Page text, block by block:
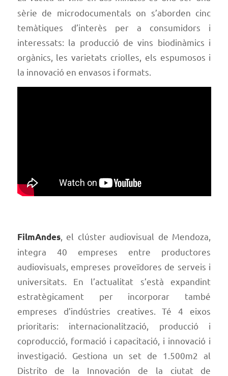
sèrie de microdocumentals on s’aborden cinc
temàtiques d’interès per a consumidors i
interessats: la producció de vins biodinàmics i
orgànics, les varietats criolles, els espumosos i
la innovació en envasos i formats.
FilmAndes, el clúster audiovisual de Mendoza,
integra 40 empreses entre productores
audiovisuals, empreses proveïdores de serveis i
universitats. En l’actualitat s’està expandint
estratègicament per incorporar també
empreses d’indústries creatives. Té 4 eixos
prioritaris: internacionalització, producció i
coproducció, formació i capacitació, i innovació i
investigació. Gestiona un set de 1.500m2 al
Distrito de la Innovación de la ciutat de